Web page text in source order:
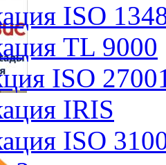
ISO
TL 9000
ISO
IRIS
ISO